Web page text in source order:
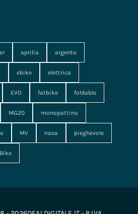
aprilia argento
ebike elettrica
EVO fatbike foldable
MG20 monopattino
MV nasa pieghevole